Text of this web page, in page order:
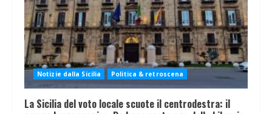
Notizie dalla Sicilia Politica & retroscena
La Sicilia del voto locale scuote il centrodestra: il